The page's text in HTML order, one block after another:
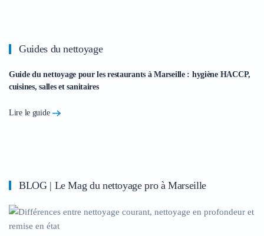
Guides du nettoyage
Guide du nettoyage pour les restaurants à Marseille : hygiène HACCP,
cuisines, salles et sanitaires
Lire le guide
BLOG | Le Mag du nettoyage pro à Marseille